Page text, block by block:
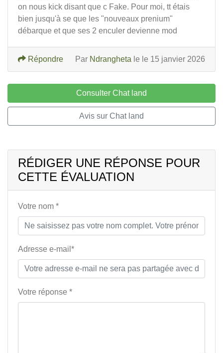
on nous kick disant que c Fake. Pour moi, tt étais
bien jusqu'à se que les "nouveaux prenium"
débarque et que ses 2 enculer devienne mod
Par Ndrangheta le le 15 janvier 2026
Répondre
Consulter Chat land
Avis sur Chat land
RÉDIGER UNE RÉPONSE POUR
CETTE ÉVALUATION
Votre nom *
Adresse e-mail*
Votre réponse *